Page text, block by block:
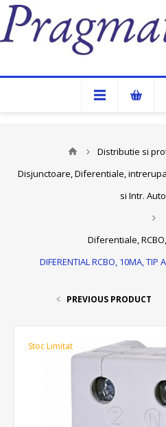
Pragmatic TCV
Distributie si
Disjunctoare, Diferentiale,
si Intr.
Diferentiale, RCBO,
DIFERENTIAL RCBO, 10MA, TIP
PREVIOUS PRODUCT
Stoc Limitat